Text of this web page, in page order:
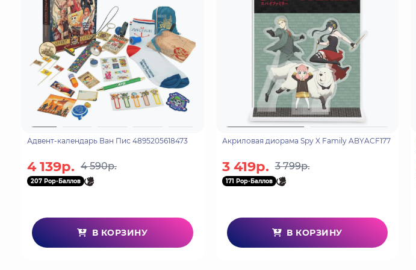
Адвент-календарь Ван Пис 4895205618473
4 139р. 4 590р.
207 Pop-Баллов
В КОРЗИНУ
Акриловая диорама Spy X Family ABYACF177
3 419р. 3 799р.
171 Pop-Баллов
В КОРЗИНУ